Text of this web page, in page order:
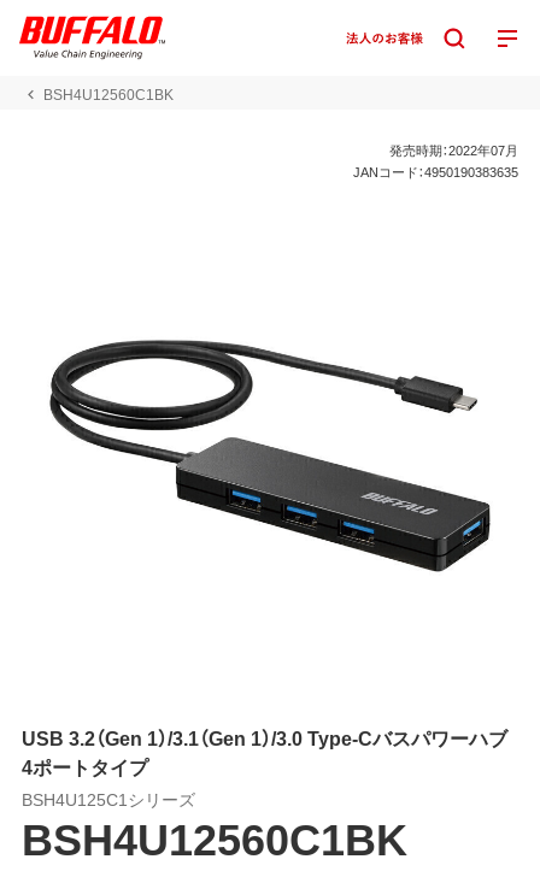
BSH4U12560C1BK
発売時期：2022年07月
JANコード：4950190383635
USB 3.2（Gen 1）/3.1（Gen 1）/3.0 Type-Cバスパワーハブ
4ポートタイプ
BSH4U125C1シリーズ
BSH4U12560C1BK